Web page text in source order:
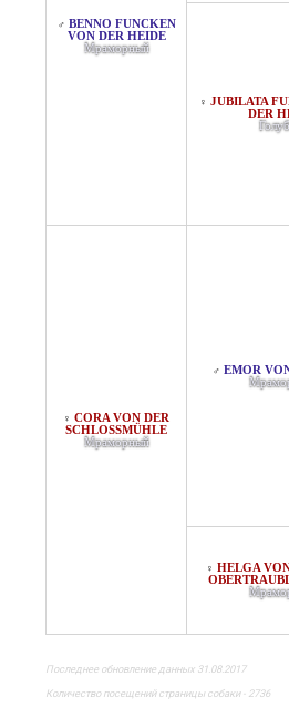
♂ BENNO FUNCKEN
VON DER HEIDE
Мраморный
♀ JUBILATA
DER
♀ CORA VON DER
SCHLOSSMÜHLE
Мраморный
♂ EMOR
♀ HELGA
Последнее обновление данных 31.08.2017
Количество посещений страницы собаки - 2736